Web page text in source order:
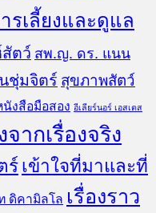
รเลี้ยงและดูแล
สัตว์ สพ.ญ. ดร. แนน
ชุ่มจิตร์ สุขภาพสัตว์
นังสือมือสอง อีเลียร์นอร์ เอสเตส
จากเรื่องจริง
ร์ เข้าใจที่มาและที่
ดิคามิลโล เรื่องราว